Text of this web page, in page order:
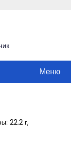
Меню
22.2 г,